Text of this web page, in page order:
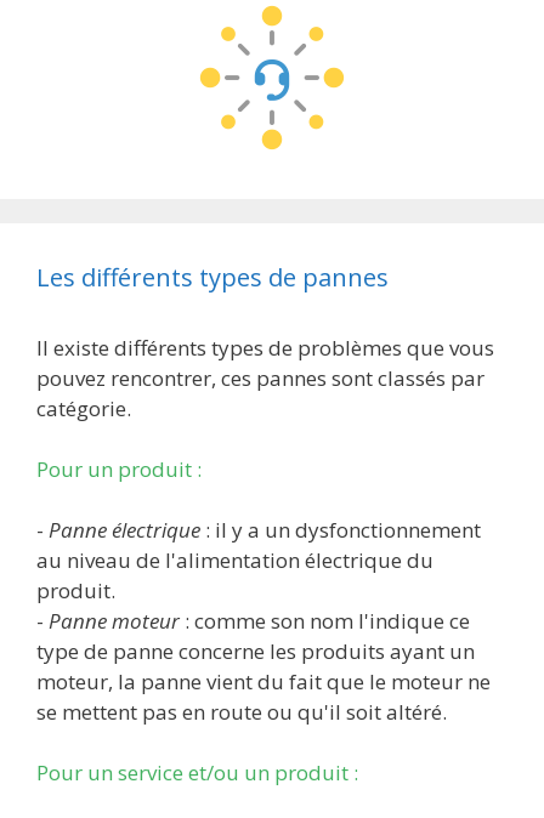
Les différents types de pannes
Il existe différents types de problèmes que vous
pouvez rencontrer, ces pannes sont classés par
catégorie.
Pour un produit :
- Panne électrique : il y a un dysfonctionnement
au niveau de l'alimentation électrique du
produit.
- Panne moteur : comme son nom l'indique ce
type de panne concerne les produits ayant un
moteur, la panne vient du fait que le moteur ne
se mettent pas en route ou qu'il soit altéré.
Pour un service et/ou un produit :